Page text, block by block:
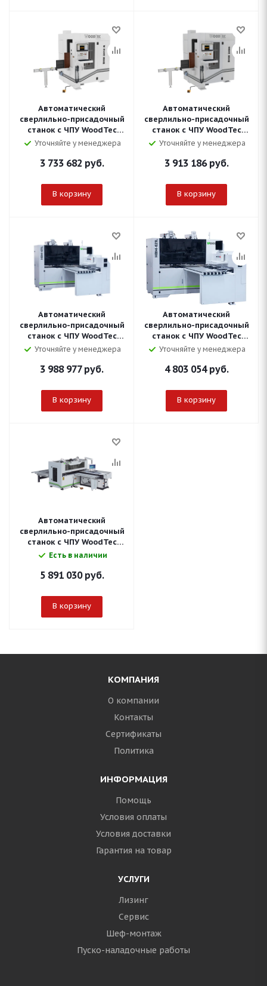
Автоматический
сверлильно-присадочный
станок с ЧПУ WoodTec
BHM 2412 R
Уточняйте у менеджера
3 733 682 руб.
В корзину
Автоматический
сверлильно-присадочный
станок с ЧПУ WoodTec
BHM 2490
Уточняйте у менеджера
3 913 186руб.
В корзину
Автоматический
сверлильно-присадочный
станок с ЧПУ WoodTec
HBM 611L
Уточняйте у менеджера
3 988 977руб.
В корзину
Автоматический
сверлильно-присадочный
станок с ЧПУ WoodTec
HBM 621L
Уточняйте у менеджера
4 803 054руб.
В корзину
Автоматический
сверлильно-присадочный
станок с ЧПУ WoodTec
HSM 1230 H2
Есть в наличии
5 891 030руб.
В корзину
КОМПАНИЯ
О компании
Контакты
Сертификаты
Политика
ИНФОРМАЦИЯ
Помощь
Условия оплаты
Условия доставки
Гарантия на товар
УСЛУГИ
Лизинг
Сервис
Шеф-монтаж
Пуско-наладочные работы